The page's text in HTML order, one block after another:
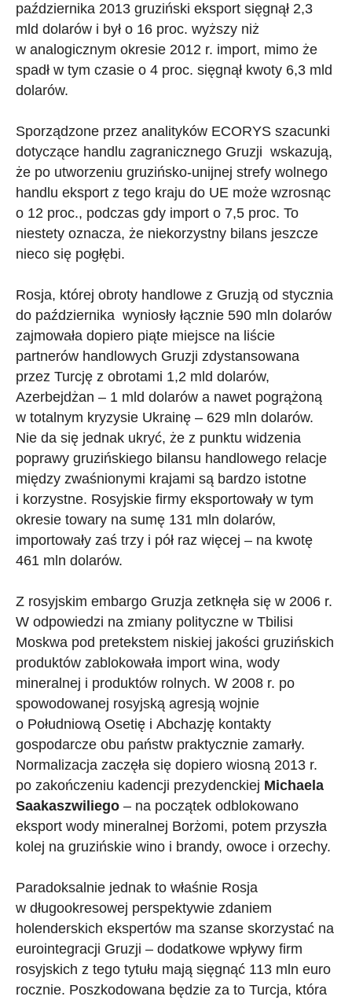
października 2013 gruziński eksport sięgnął 2,3
mld dolarów i był o 16 proc. wyższy niż
w analogicznym okresie 2012 r. import, mimo że
spadł w tym czasie o 4 proc. sięgnął kwoty 6,3 mld
dolarów.
Sporządzone przez analityków ECORYS szacunki
dotyczące handlu zagranicznego Gruzji wskazują,
że po utworzeniu gruzińsko-unijnej strefy wolnego
handlu eksport z tego kraju do UE może wzrosnąc
o 12 proc., podczas gdy import o 7,5 proc. To
niestety oznacza, że niekorzystny bilans jeszcze
nieco się pogłębi.
Rosja, której obroty handlowe z Gruzją od stycznia
do października wyniosły łącznie 590 mln dolarów
zajmowała dopiero piąte miejsce na liście
partnerów handlowych Gruzji zdystansowana
przez Turcję z obrotami 1,2 mld dolarów,
Azerbejdżan – 1 mld dolarów a nawet pogrążoną
w totalnym kryzysie Ukrainę – 629 mln dolarów.
Nie da się jednak ukryć, że z punktu widzenia
poprawy gruzińskiego bilansu handlowego relacje
między zwaśnionymi krajami są bardzo istotne
i korzystne. Rosyjskie firmy eksportowały w tym
okresie towary na sumę 131 mln dolarów,
importowały zaś trzy i pół raz więcej – na kwotę
461 mln dolarów.
Z rosyjskim embargo Gruzja zetknęła się w 2006 r.
W odpowiedzi na zmiany polityczne w Tbilisi
Moskwa pod pretekstem niskiej jakości gruzińskich
produktów zablokowała import wina, wody
mineralnej i produktów rolnych. W 2008 r. po
spowodowanej rosyjską agresją wojnie
o Południową Osetię i Abchazję kontakty
gospodarcze obu państw praktycznie zamarły.
Normalizacja zaczęła się dopiero wiosną 2013 r.
po zakończeniu kadencji prezydenckiej Michaela
Saakaszwiliego – na początek odblokowano
eksport wody mineralnej Borżomi, potem przyszła
kolej na gruzińskie wino i brandy, owoce i orzechy.
Paradoksalnie jednak to właśnie Rosja
w długookresowej perspektywie zdaniem
holenderskich ekspertów ma szanse skorzystać na
eurointegracji Gruzji – dodatkowe wpływy firm
rosyjskich z tego tytułu mają sięgnąć 113 mln euro
rocznie. Poszkodowana będzie za to Turcja, która